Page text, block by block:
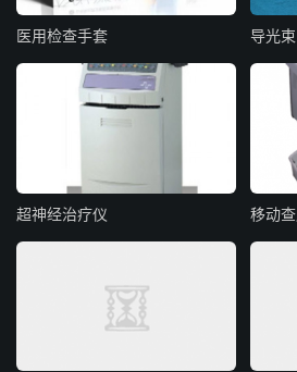
医用检查手套 导光束
超神经治疗仪 移动